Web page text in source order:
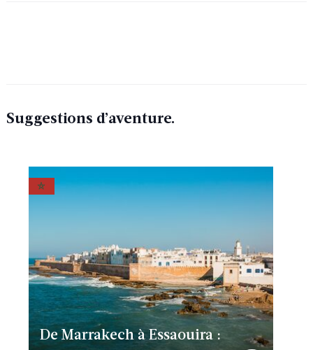
Suggestions d’aventure.
De Marrakech à Essaouira :